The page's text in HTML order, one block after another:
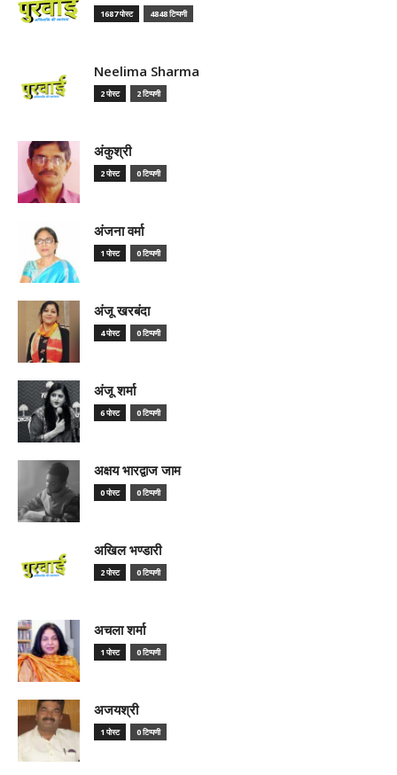
1687 पोस्ट 4848 टिप्पणी
Neelima Sharma
2 पोस्ट 2 टिप्पणी
अंकुश्री
2 पोस्ट 0 टिप्पणी
अंजना वर्मा
1 पोस्ट 0 टिप्पणी
अंजू खरबंदा
4 पोस्ट 0 टिप्पणी
अंजू शर्मा
6 पोस्ट 0 टिप्पणी
अक्षय भारद्वाज जाम
0 पोस्ट 0 टिप्पणी
अखिल भण्डारी
2 पोस्ट 0 टिप्पणी
अचला शर्मा
1 पोस्ट 0 टिप्पणी
अजयश्री
1 पोस्ट 0 टिप्पणी